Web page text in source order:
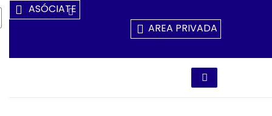
Ir
Al
ASÓCIATE
AREA PRIVADA